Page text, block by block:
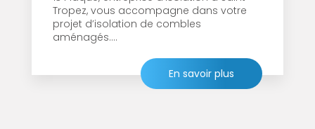
Tropez, vous accompagne dans votre
projet d’isolation de combles
aménagés....
En savoir plus